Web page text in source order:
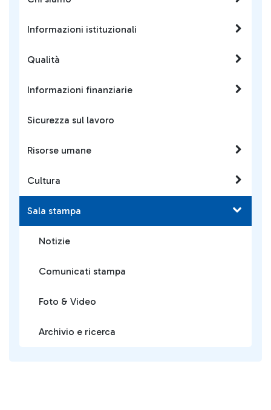
Informazioni istituzionali
Qualità
Informazioni finanziarie
Sicurezza sul lavoro
Risorse umane
Cultura
Sala stampa
Notizie
Comunicati stampa
Foto & Video
Archivio e ricerca